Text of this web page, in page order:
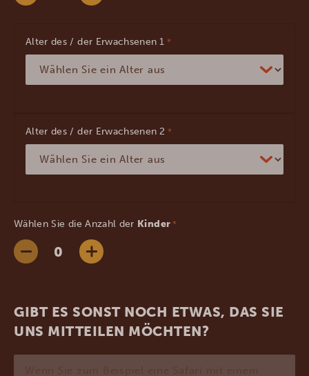
Alter des / der Erwachsenen *
Alter des / der Erwachsenen *
Wählen Sie die Anzahl der Kinder *
GIBT ES SONST NOCH ETWAS, DAS SIE
UNS MITTEILEN MÖCHTEN?